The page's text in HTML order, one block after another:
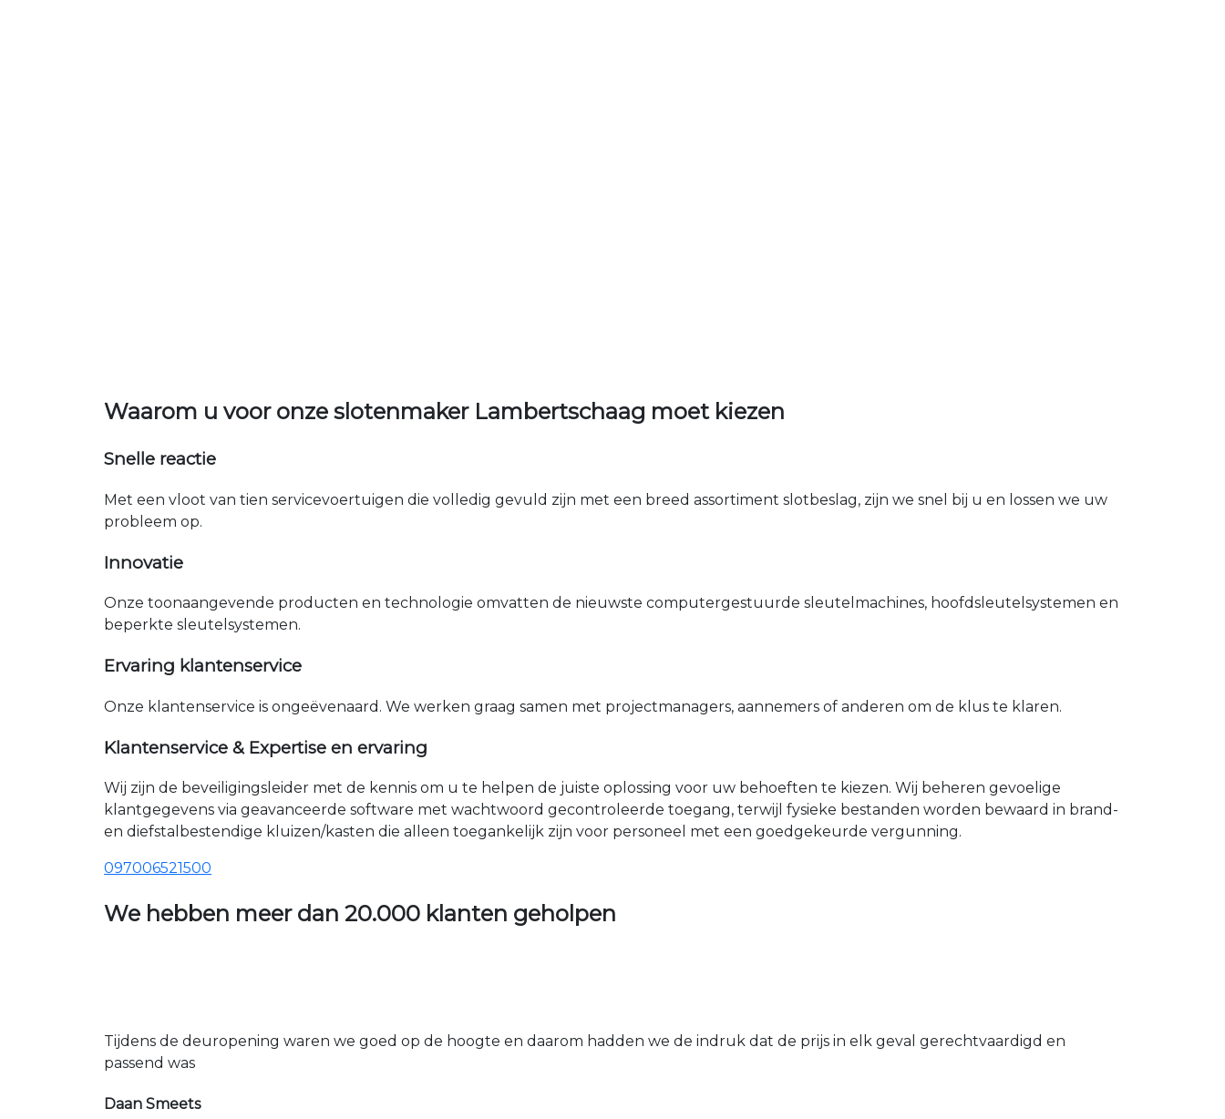
Waarom u voor onze slotenmaker Lambertschaag moet kiezen
Snelle reactie
Met een vloot van tien servicevoertuigen die volledig gevuld zijn met een breed assortiment slotbeslag, zijn we snel bij u en lossen we uw
probleem op.
Innovatie
Onze toonaangevende producten en technologie omvatten de nieuwste computergestuurde sleutelmachines, hoofdsleutelsystemen en
beperkte sleutelsystemen.
Ervaring klantenservice
Onze klantenservice is ongeëvenaard. We werken graag samen met projectmanagers, aannemers of anderen om de klus te klaren.
Klantenservice & Expertise en ervaring
Wij zijn de beveiligingsleider met de kennis om u te helpen de juiste oplossing voor uw behoeften te kiezen. Wij beheren gevoelige
klantgegevens via geavanceerde software met wachtwoord gecontroleerde toegang, terwijl fysieke bestanden worden bewaard in brand-
en diefstalbestendige kluizen/kasten die alleen toegankelijk zijn voor personeel met een goedgekeurde vergunning.
097006521500
We hebben meer dan 20.000 klanten geholpen
Tijdens de deuropening waren we goed op de hoogte en daarom hadden we de indruk dat de prijs in elk geval gerechtvaardigd en
passend was
Daan Smeets